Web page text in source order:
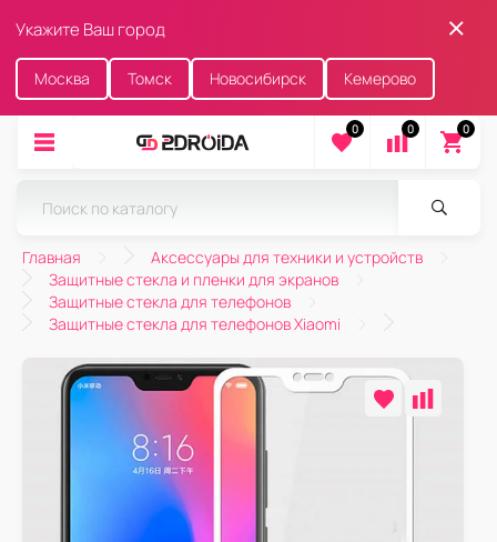
Укажите Ваш город
Москва Томск Новосибирск Кемерово
0 0 0
Главная
Аксессуары для техники и устройств
Защитные стекла и пленки для экранов
Защитные стекла для телефонов
Защитные стекла для телефонов Xiaomi